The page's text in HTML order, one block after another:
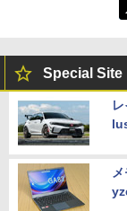
Special Site